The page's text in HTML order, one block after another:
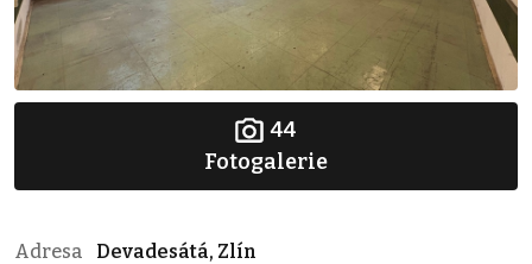
44
Fotogalerie
Adresa
Devadesátá, Zlín